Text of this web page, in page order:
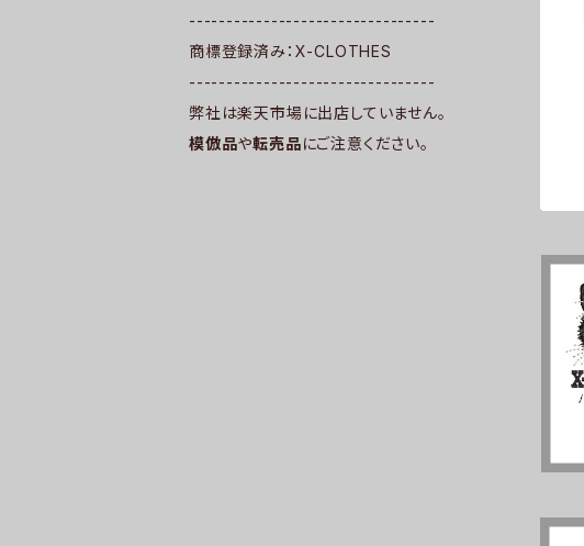
---------------------------------
商標登録済み：X-CLOTHES
---------------------------------
弊社は楽天市場に出店していません。
模倣品や転売品にご注意ください。